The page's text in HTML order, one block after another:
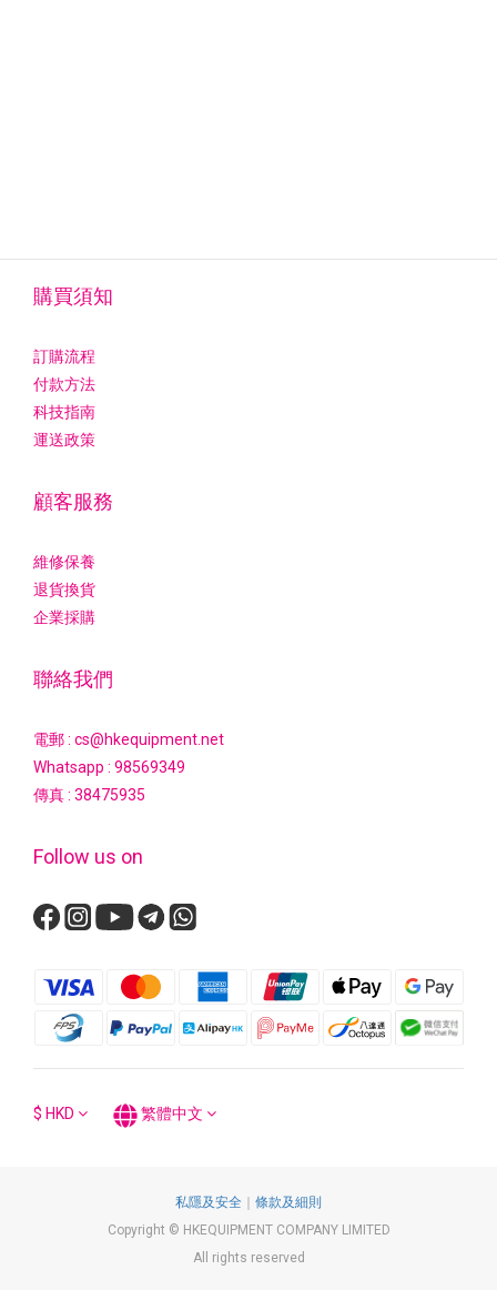
購買須知
訂購流程
付款方法
科技指南
運送政策
顧客服務
維修保養
退貨換貨
企業採購
聯絡我們
電郵 : cs@hkequipment.net
Whatsapp : 98569349
傳真 : 38475935
Follow us on
$ HKD 繁體中文
私隱及安全 ｜ 條款及細則
Copyright © HKEQUIPMENT COMPANY LIMITED
All rights reserved